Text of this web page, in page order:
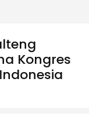
Kongres